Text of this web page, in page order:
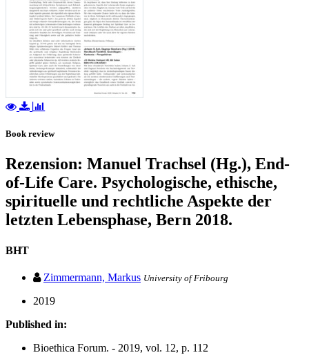
Book review
Rezension: Manuel Trachsel (Hg.), End-
of-Life Care. Psychologische, ethische,
spirituelle und rechtliche Aspekte der
letzten Lebensphase, Bern 2018.
BHT
Zimmermann, Markus University of Fribourg
2019
Published in:
Bioethica Forum. - 2019, vol. 12, p. 112